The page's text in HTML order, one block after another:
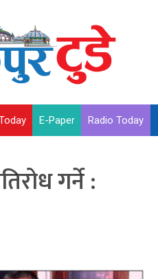
E-Paper Radio Today
गर्ने :